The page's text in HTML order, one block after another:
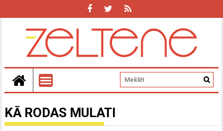
KĀ RODAS MULATI